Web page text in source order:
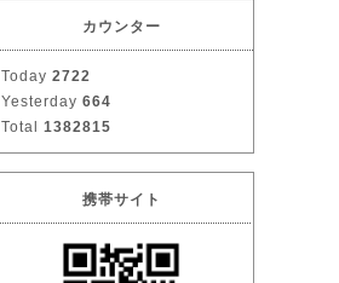
カウンター
Today 2722
Yesterday 664
Total 1382815
携帯サイト